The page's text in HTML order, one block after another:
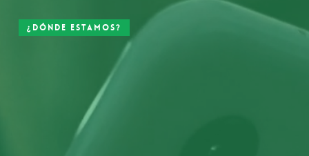
¿Dónde estamos?